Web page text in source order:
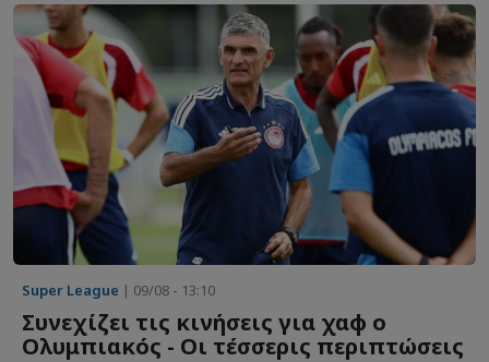
Super League | 09/08 - 13:10
Συνεχίζει τις κινήσεις για χαφ ο
Ολυμπιακός - Οι τέσσερις περιπτώσεις